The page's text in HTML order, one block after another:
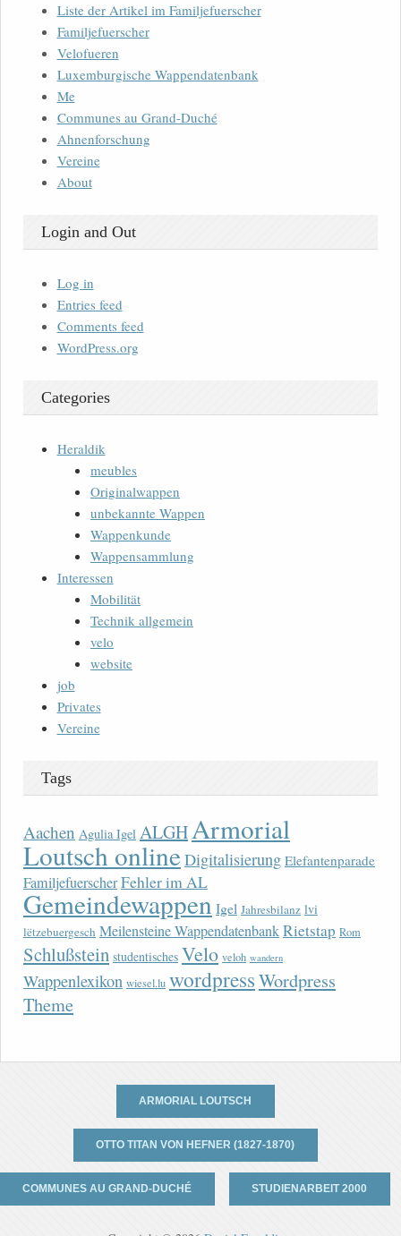
Liste der Artikel im Familjefuerscher
Familjefuerscher
Velofueren
Luxemburgische Wappendatenbank
Me
Communes au Grand-Duché
Ahnenforschung
Vereine
About
Login and Out
Log in
Entries feed
Comments feed
WordPress.org
Categories
Heraldik
meubles
Originalwappen
unbekannte Wappen
Wappenkunde
Wappensammlung
Interessen
Mobilität
Technik allgemein
velo
website
job
Privates
Vereine
Tags
Aachen Agulia Igel ALGHArmorial
Loutsch onlineDigitalisierung Elefantenparade
FamiljefuerscherFehler im AL
Gemeindewappen Igel Jahresbilanz lvi
lëtzebuergesch Meilensteine WappendatenbankRietstap Rom
Schlußstein studentisches Velo veloh wandern
Wappenlexikon wiesel.lu wordpressWordpress
Theme
ARMORIAL LOUTSCH
OTTO TITAN VON HEFNER (1827-1870)
COMMUNES AU GRAND-DUCHÉ STUDIENARBEIT 2000